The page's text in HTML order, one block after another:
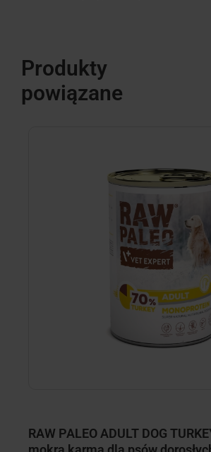
Produkty
powiązane
RAW PALEO ADULT DOG